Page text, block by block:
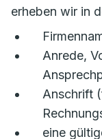
erheben wir in
Anrede,
Anschrift
eine